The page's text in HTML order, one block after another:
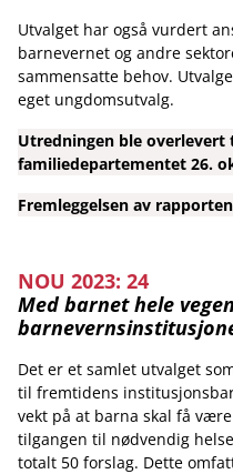
Utvalget har også vurdert
barnevernet og andre
sammensatte behov.
eget ungdomsutvalg.
Utredningen ble overlevert
familiedepartementet 26.
Fremleggelsen av
NOU 2023: 24
Med barnet hele
Det er et samlet utvalget
til fremtidens
vekt på at barna skal få
tilgangen til nødvendig
totalt 50 forslag. Dette